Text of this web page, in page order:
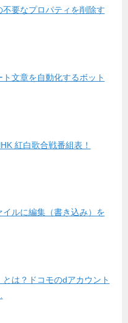
要なプロパティを削除す
文章を自動化するボット
紅白歌合戦番組表！
ルに編集（書き込み）を
とは？ドコモのdアカウント